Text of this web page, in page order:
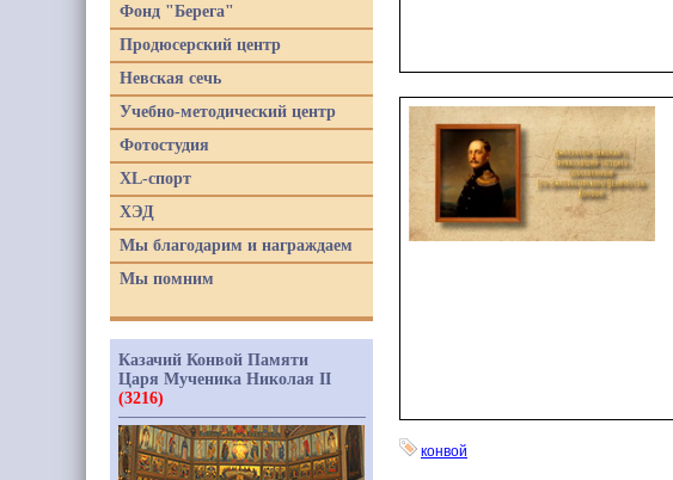
конвой
Фонд "Берега"
Продюсерский центр
Невская сечь
Учебно-методический центр
Фотостудия
XL-спорт
ХЭД
Мы благодарим и награждаем
Мы помним
Казачий Конвой Памяти
Царя Мученика Николая II
(3216)